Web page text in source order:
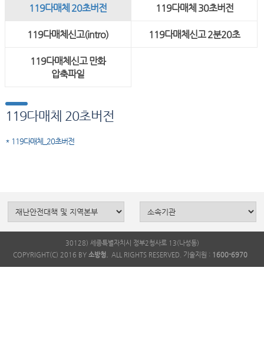
119다매체 20초버전 119다매체 30초버전
119다매체신고(intro) 119다매체신고 2분20초
119다매체신고 만화
압축파일
119다매체 20초버전
* 119다매체_20초버전
30128) 세종특별자치시 정부2청사로 13(나성동)
COPYRIGHT(C) 2016 BY 소방청. ALL RIGHTS RESERVED. 기술지원 : 1600-6970